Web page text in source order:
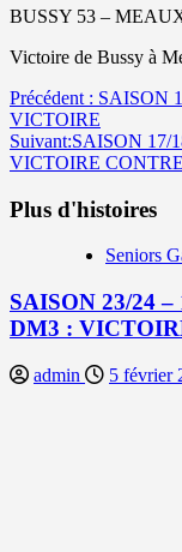
BUSSY 53 –
Victoire de Bussy à
Navigation
d’article
Précédent : SAISON
VICTOIRE
Suivant:SAISON 17/
VICTOIRE
Plus d'histoires
Seniors
SAISON 23/24
DM3 :
admin 5 février